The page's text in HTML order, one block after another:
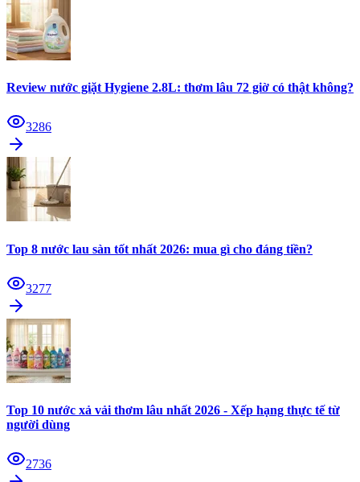
Review nước giặt Hygiene 2.8L: thơm lâu 72 giờ có thật không?
3286
Top 8 nước lau sàn tốt nhất 2026: mua gì cho đáng tiền?
3277
Top 10 nước xả vải thơm lâu nhất 2026 - Xếp hạng thực tế từ
người dùng
2736